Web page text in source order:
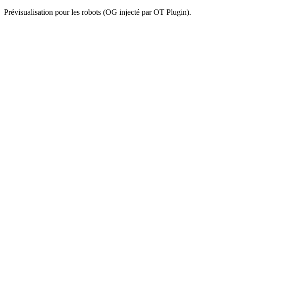
Prévisualisation pour les robots (OG injecté par OT Plugin).